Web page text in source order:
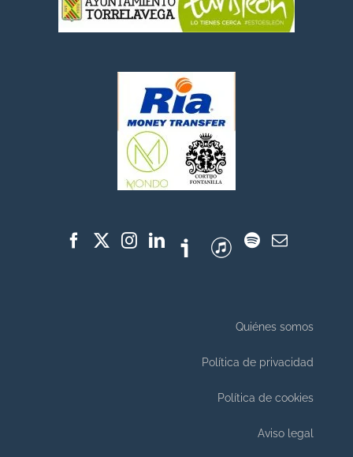
Quiénes somos
Política de privacidad
Política de cookies
Aviso legal